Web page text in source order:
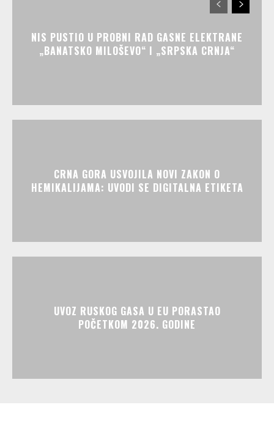
NIS PUSTIO U PROBNI RAD GASNE ELEKTRANE
„BANATSKO MILOŠEVO“ I „SRPSKA CRNJA“
CRNA GORA USVOJILA NOVI ZAKON O
HEMIKALIJAMA: UVODI SE DIGITALNA ETIKETA
UVOZ RUSKOG GASA U EU PORASTAO
POČETKOM 2026. GODINE